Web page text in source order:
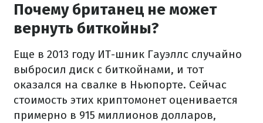
Почему британец не может
вернуть биткойны?
Еще в 2013 году ИТ-шник Гауэллс случайно
выбросил диск с биткойнами, и тот
оказался на свалке в Ньюпорте. Сейчас
стоимость этих криптомонет оценивается
примерно в 915 миллионов долларов,